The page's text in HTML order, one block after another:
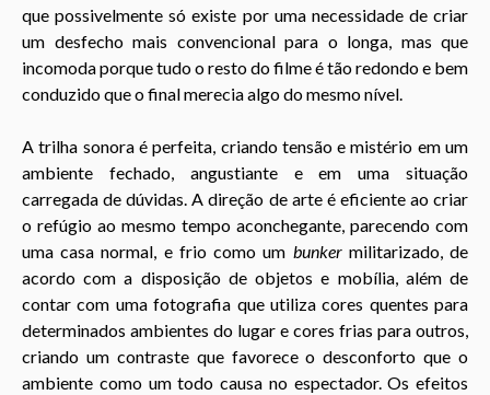
que possivelmente só existe por uma necessidade de criar
um desfecho mais convencional para o longa, mas que
incomoda porque tudo o resto do filme é tão redondo e bem
conduzido que o final merecia algo do mesmo nível.
A trilha sonora é perfeita, criando tensão e mistério em um
ambiente fechado, angustiante e em uma situação
carregada de dúvidas. A direção de arte é eficiente ao criar
o refúgio ao mesmo tempo aconchegante, parecendo com
uma casa normal, e frio como um bunkermilitarizado, de
acordo com a disposição de objetos e mobília, além de
contar com uma fotografia que utiliza cores quentes para
determinados ambientes do lugar e cores frias para outros,
criando um contraste que favorece o desconforto que o
ambiente como um todo causa no espectador. Os efeitos